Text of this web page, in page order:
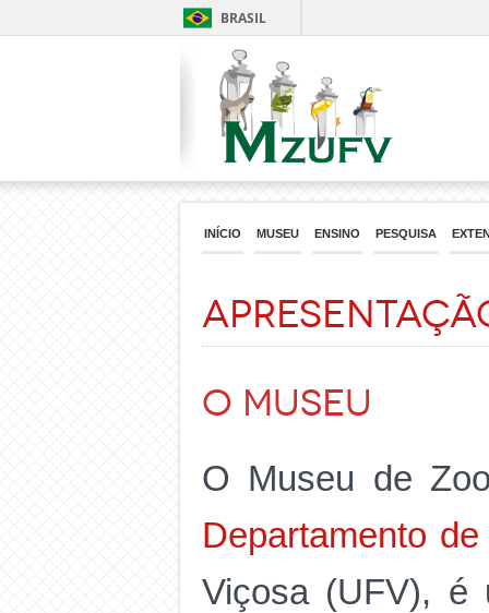
BRASIL
INÍCIO MUSEU ENSINO PESQUISA
O Museu
O Museu de
Departamento
Viçosa (UFV), é